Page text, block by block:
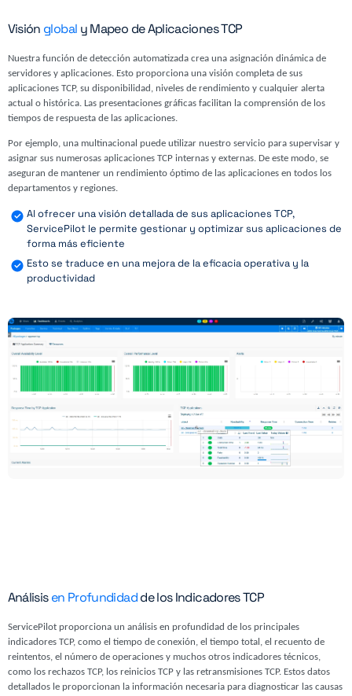
Visión global y Mapeo de Aplicaciones TCP
Nuestra función de detección automatizada crea una asignación dinámica de
servidores y aplicaciones. Esto proporciona una visión completa de sus
aplicaciones TCP, su disponibilidad, niveles de rendimiento y cualquier alerta
actual o histórica. Las presentaciones gráficas facilitan la comprensión de los
tiempos de respuesta de las aplicaciones.
Por ejemplo, una multinacional puede utilizar nuestro servicio para supervisar y
asignar sus numerosas aplicaciones TCP internas y externas. De este modo, se
aseguran de mantener un rendimiento óptimo de las aplicaciones en todos los
departamentos y regiones.
Al ofrecer una visión detallada de sus aplicaciones TCP,
ServicePilot le permite gestionar y optimizar sus aplicaciones de
forma más eficiente
Esto se traduce en una mejora de la eficacia operativa y la
productividad
Análisisen Profundidadde los Indicadores TCP
ServicePilot proporciona un análisis en profundidad de los principales
indicadores TCP, como el tiempo de conexión, el tiempo total, el recuento de
reintentos, el número de operaciones y muchos otros indicadores técnicos,
como los rechazos TCP, los reinicios TCP y las retransmisiones TCP. Estos datos
detallados le proporcionan la información necesaria para diagnosticar las causas